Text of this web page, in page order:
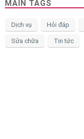
MAIN TAGS
Dịch vụ Hỏi đáp
Sửa chữa Tin tức